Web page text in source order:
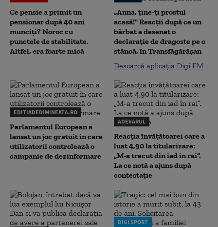
Ce pensie a primit un
pensionar după 40 ani
munciți? Noroc cu
punctele de stabilitate.
Altfel, era foarte mică
„Anna, ţine-ţi prostul
acasă!" Reacţii după ce un
bărbat a desenat o
declaraţie de dragoste pe o
stâncă, în Transfăgărăşan
Descarcă aplicația Digi FM
EDITIADEDIMINEATA.RO
Parlamentul European a
lansat un joc gratuit în care
utilizatorii controlează o
campanie de dezinformare
ADEVARUL
Reacția învățătoarei care a
luat 4,90 la titularizare:
„M-a trecut din iad în rai”.
La ce notă a ajuns după
contestație
DIGI SPORT